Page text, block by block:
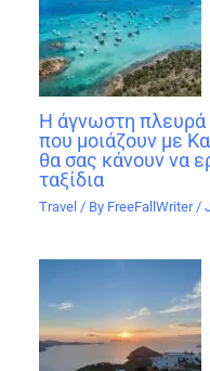
Η άγνωστη πλευρά
που μοιάζουν με
θα σας κάνουν να
ταξίδια
Travel / By FreeFallWriter /